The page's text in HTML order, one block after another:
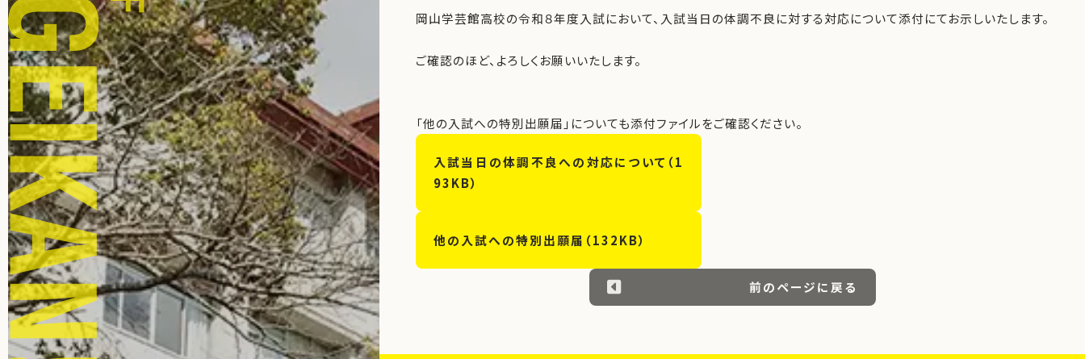
岡山学芸館高校の令和８年度入試において、入試当日の体調不良に対する対応について添付にてお示しいたします。
ご確認のほど、よろしくお願いいたします。
「他の入試への特別出願届」についても添付ファイルをご確認ください。
入試当日の体調不良への対応について（1
93KB）
他の入試への特別出願届（132KB）
前のページに戻る